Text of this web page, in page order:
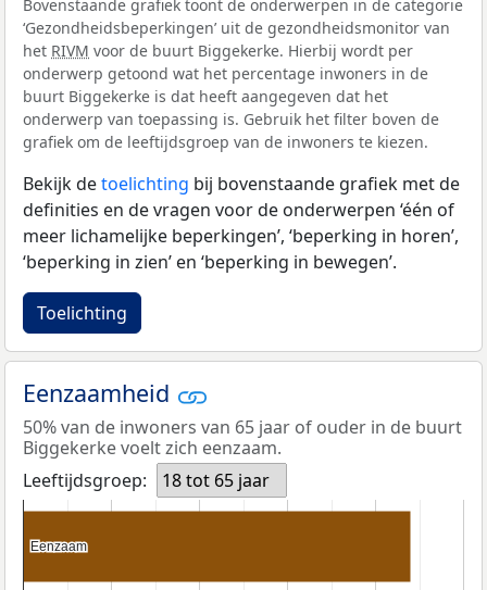
Bovenstaande grafiek toont de onderwerpen in de categorie
‘Gezondheidsbeperkingen’ uit de gezondheidsmonitor van
het RIVM voor de buurt Biggekerke. Hierbij wordt per
onderwerp getoond wat het percentage inwoners in de
buurt Biggekerke is dat heeft aangegeven dat het
onderwerp van toepassing is. Gebruik het filter boven de
grafiek om de leeftijdsgroep van de inwoners te kiezen.
Bekijk detoelichting bij bovenstaande grafiek met de
definities en de vragen voor de onderwerpen ‘één of
meer lichamelijke beperkingen’, ‘beperking in horen’,
‘beperking in zien’ en ‘beperking in bewegen’.
Toelichting
Eenzaamheid
50% van de inwoners van 65 jaar of ouder in de buurt
Biggekerke voelt zich eenzaam.
Leeftijdsgroep:
18 tot 65 jaar
Eenzaam
Eenzaam